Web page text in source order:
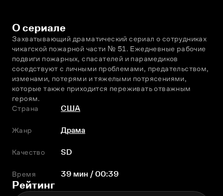
О сериале
Захватывающий драматический сериал о сотрудниках
чикагской пожарной части № 51. Ежедневные рабочие
подвиги пожарных, спасателей и парамедиков
соседствуют с личными проблемами, предательством,
изменами, потерями и тяжелыми потрясениями,
которые также приходится переживать отважным
героям.
Страна
США
Жанр Драма
Качество SD
Время 39 мин / 00:39
Рейтинг